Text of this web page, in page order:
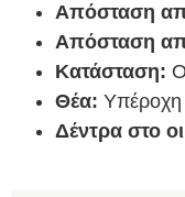
Απόσταση
Απόσταση
Κατάσταση:
Θέα:
Δέντρα στο